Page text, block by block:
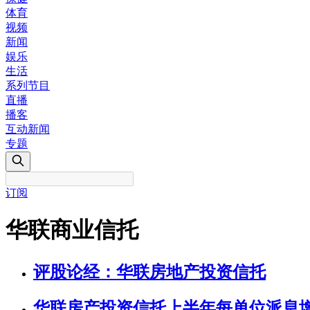
体育
视频
新闻
娱乐
生活
系列节目
直播
播客
互动新闻
专题
订阅
华联商业信托
评股论经：华联房地产投资信托